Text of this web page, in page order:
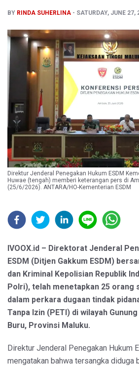
BY RINDA SUHERLINA SATURDAY, JUNE 27,
Direktur Jenderal Penegakan Hukum ESDM
Huwae (tengah) memberi keterangan pers di
(25/6/2026). ANTARA/HO-Kementerian ESDM
IVOOX.id – Direktorat Jenderal
ESDM (Ditjen Gakkum ESDM)
dan Kriminal Kepolisian Republik
Polri), telah menetapkan 25 orang
dalam perkara dugaan tindak
Tanpa Izin (PETI) di wilayah
Buru, Provinsi Maluku.
Direktur Jenderal Penegakan Hukum
mengatakan bahwa tersangka diduga